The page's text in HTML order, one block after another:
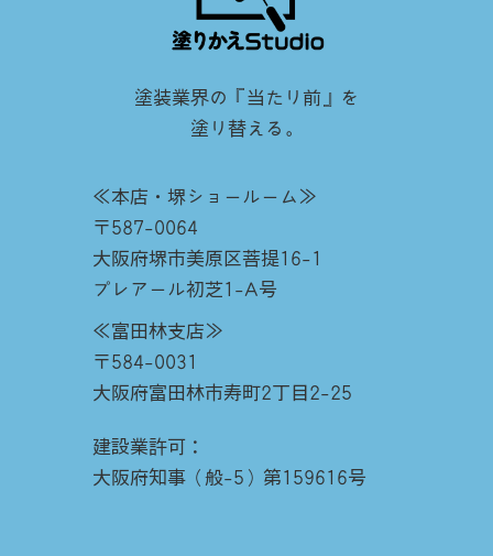
塗装業界の『当たり前』を
塗り替える。
≪本店・堺ショールーム≫
〒587-0064
大阪府堺市美原区菩提16-1
プレアール初芝1-A号
≪富田林支店≫
〒584-0031
大阪府富田林市寿町2丁目2-25
建設業許可：
大阪府知事（般-5）第159616号